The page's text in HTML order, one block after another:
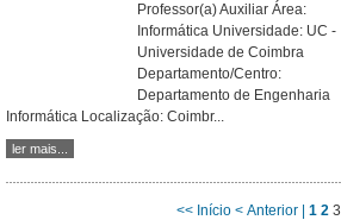
Professor(a) Auxiliar Área:
Informática Universidade: UC -
Universidade de Coimbra
Departamento/Centro:
Departamento de Engenharia
Informática Localização: Coimbr...
ler mais...
<< Início < Anterior | 1 2 3